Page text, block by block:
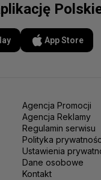
App Store
Agencja Promocji
Agencja Reklamy
Regulamin serwisu
Polityka
Ustawienia
Dane osobowe
Kontakt